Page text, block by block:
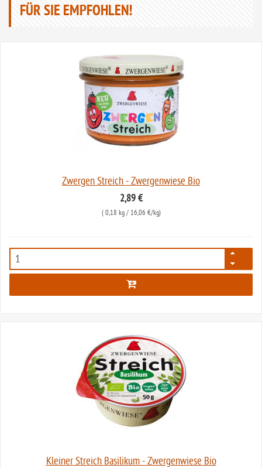
FÜR SIE EMPFOHLEN!
Zwergen Streich - Zwergenwiese Bio
2,89 €
( 0,18 kg/ 16,06 €/kg)
2073
Kleiner Streich Basilikum - Zwergenwiese Bio